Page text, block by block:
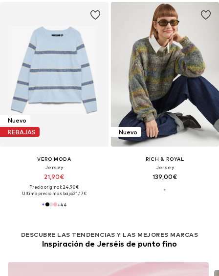
Nuevo
REBAJAS
VERO MODA
Jersey
21,90€
Precio original: 24,90€
Último precio más bajo:21,17€
+44
Nuevo
RICH & ROYAL
Jersey
139,00€
DESCUBRE LAS TENDENCIAS Y LAS MEJORES MARCAS
Inspiración de Jerséis de punto fino